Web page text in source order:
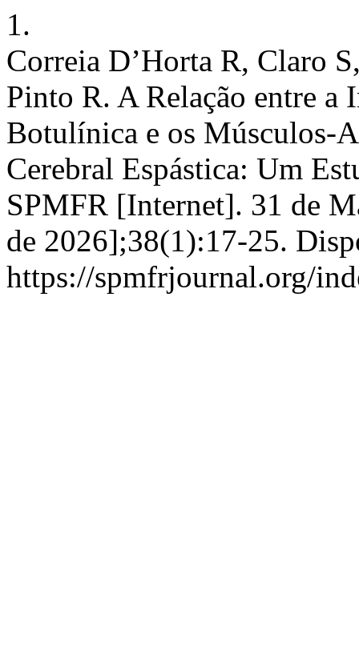
1.
Correia D’Horta R, Claro
Pinto R. A Relação entre a
Botulínica e os Músculos-
Cerebral Espástica: Um
SPMFR [Internet]. 31 de
de 2026];38(1):17-25.
https://spmfrjournal.org/